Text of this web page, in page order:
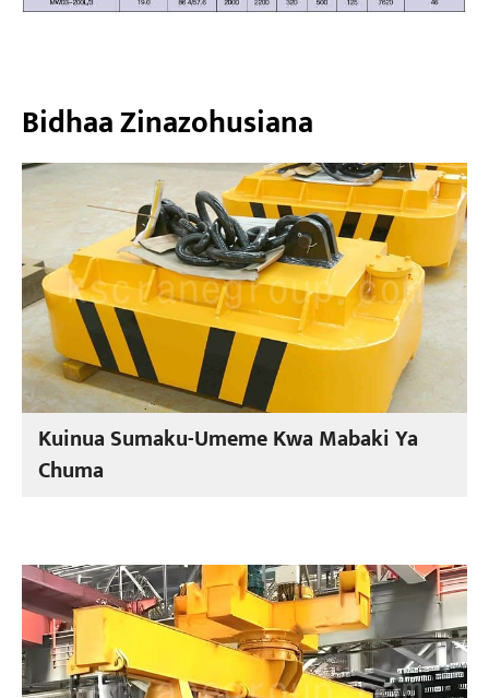
Bidhaa Zinazohusiana
Kuinua Sumaku-Umeme Kwa Mabaki Ya
Chuma